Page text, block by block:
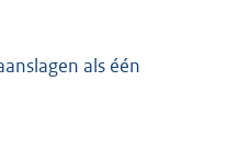
als één